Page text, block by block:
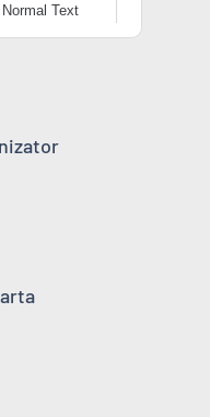
Normal Text